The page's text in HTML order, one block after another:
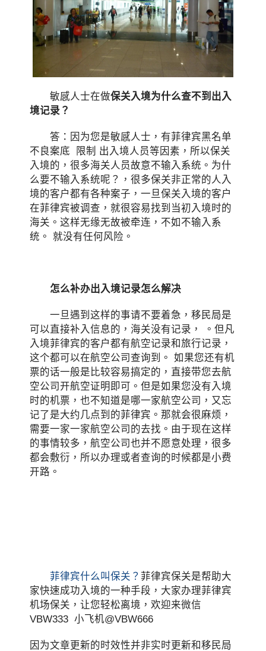
敏感人士在做保关入境为什么查不到出入
境记录？
答：因为您是敏感人士，有菲律宾黑名单
不良案底 限制 出入境人员等因素，所以保关
入境的，很多海关人员故意不输入系统。为什
么要不输入系统呢？，很多保关非正常的人入
境的客户都有各种案子，一旦保关入境的客户
在菲律宾被调查，就很容易找到当初入境时的
海关。这样无缘无故被牵连，不如不输入系
统。 就没有任何风险。
怎么补办出入境记录怎么解决
一旦遇到这样的事请不要着急，移民局是
可以直接补入信息的，海关没有记录， 。但凡
入境菲律宾的客户都有航空记录和旅行记录，
这个都可以在航空公司查询到。 如果您还有机
票的话一般是比较容易搞定的，直接带您去航
空公司开航空证明即可。但是如果您没有入境
时的机票，也不知道是哪一家航空公司，又忘
记了是大约几点到的菲律宾。那就会很麻烦，
需要一家一家航空公司的去找。由于现在这样
的事情较多，航空公司也并不愿意处理，很多
都会敷衍，所以办理或者查询的时候都是小费
开路。
菲律宾什么叫保关？ 菲律宾保关是帮助大
家快速成功入境的一种手段，大家办理菲律宾
机场保关，让您轻松离境，欢迎来微信
VBW333 小飞机@VBW666
因为文章更新的时效性并非实时更新和移民局